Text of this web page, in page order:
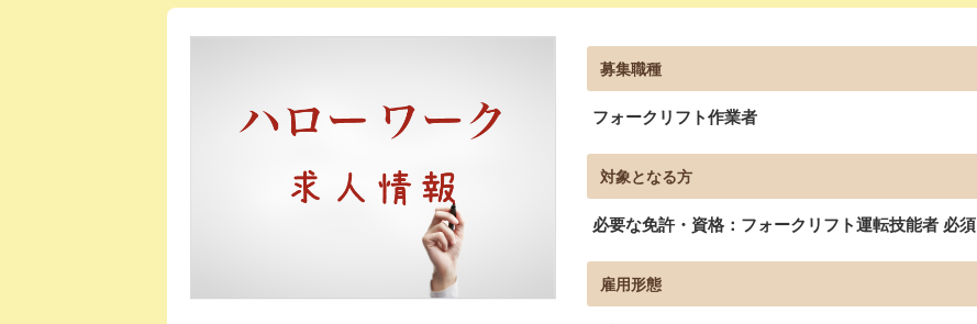
募集職種
フォークリフト作業者
対象となる方
必要な免許・資格：フォークリフト運転技能者 必須
雇用形態